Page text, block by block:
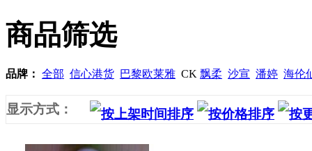
商品筛选
品牌： 全部 信心港货 巴黎欧莱雅 CK 飘柔 沙宣 潘婷 海伦
显示方式：